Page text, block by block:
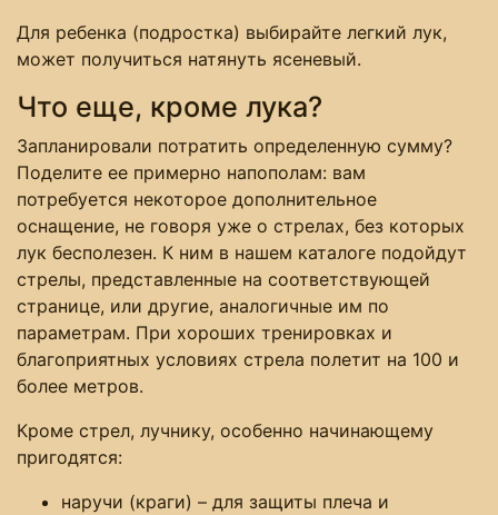
Для ребенка (подростка) выбирайте легкий лук,
может получиться натянуть ясеневый.
Что еще, кроме лука?
Запланировали потратить определенную сумму?
Поделите ее примерно напополам: вам
потребуется некоторое дополнительное
оснащение, не говоря уже о стрелах, без которых
лук бесполезен. К ним в нашем каталоге подойдут
стрелы, представленные на соответствующей
странице, или другие, аналогичные им по
параметрам. При хороших тренировках и
благоприятных условиях стрела полетит на 100 и
более метров.
Кроме стрел, лучнику, особенно начинающему
пригодятся:
наручи (краги) – для защиты плеча и